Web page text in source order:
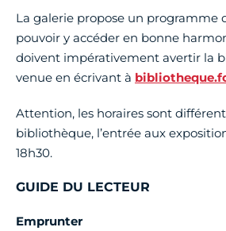
La galerie propose un programme
pouvoir y accéder en bonne
doivent impérativement avertir la
venue en écrivant à
Attention, les horaires sont
bibliothèque, l’entrée aux
18h30.
GUIDE DU LECTEUR
Emprunter